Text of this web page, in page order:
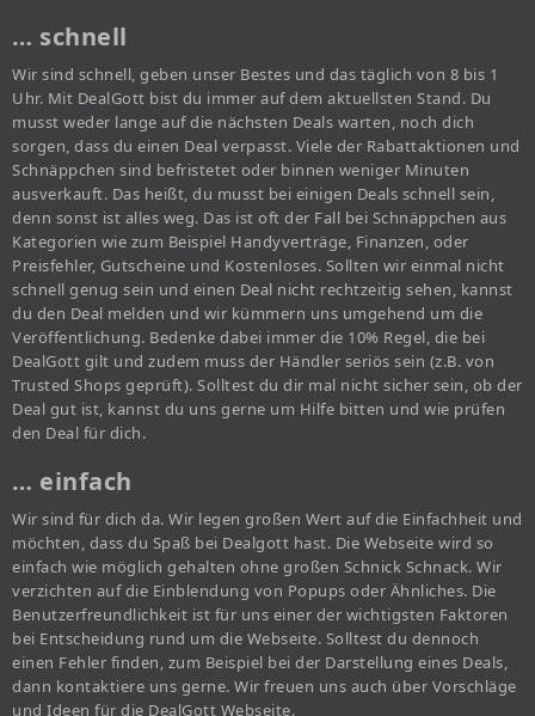
… schnell
Wir sind schnell, geben unser Bestes und das täglich von 8 bis 1
Uhr. Mit DealGott bist du immer auf dem aktuellsten Stand. Du
musst weder lange auf die nächsten Deals warten, noch dich
sorgen, dass du einen Deal verpasst. Viele der Rabattaktionen und
Schnäppchen sind befristetet oder binnen weniger Minuten
ausverkauft. Das heißt, du musst bei einigen Deals schnell sein,
denn sonst ist alles weg. Das ist oft der Fall bei Schnäppchen aus
Kategorien wie zum Beispiel Handyverträge, Finanzen, oder
Preisfehler, Gutscheine und Kostenloses. Sollten wir einmal nicht
schnell genug sein und einen Deal nicht rechtzeitig sehen, kannst
du den Deal melden und wir kümmern uns umgehend um die
Veröffentlichung. Bedenke dabei immer die 10% Regel, die bei
DealGott gilt und zudem muss der Händler seriös sein (z.B. von
Trusted Shops geprüft). Solltest du dir mal nicht sicher sein, ob der
Deal gut ist, kannst du uns gerne um Hilfe bitten und wie prüfen
den Deal für dich.
… einfach
Wir sind für dich da. Wir legen großen Wert auf die Einfachheit und
möchten, dass du Spaß bei Dealgott hast. Die Webseite wird so
einfach wie möglich gehalten ohne großen Schnick Schnack. Wir
verzichten auf die Einblendung von Popups oder Ähnliches. Die
Benutzerfreundlichkeit ist für uns einer der wichtigsten Faktoren
bei Entscheidung rund um die Webseite. Solltest du dennoch
einen Fehler finden, zum Beispiel bei der Darstellung eines Deals,
dann kontaktiere uns gerne. Wir freuen uns auch über Vorschläge
und Ideen für die DealGott Webseite.